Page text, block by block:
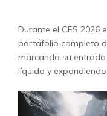
Durante el CES 2026
portafolio completo
marcando su
líquida y